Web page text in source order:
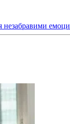
незабравими